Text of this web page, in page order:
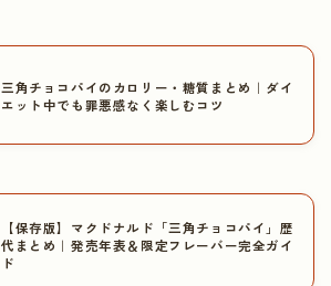
三角チョコパイのカロリー・糖質まとめ｜ダイ
エット中でも罪悪感なく楽しむコツ
【保存版】マクドナルド「三角チョコパイ」歴
代まとめ｜発売年表＆限定フレーバー完全ガイ
ド